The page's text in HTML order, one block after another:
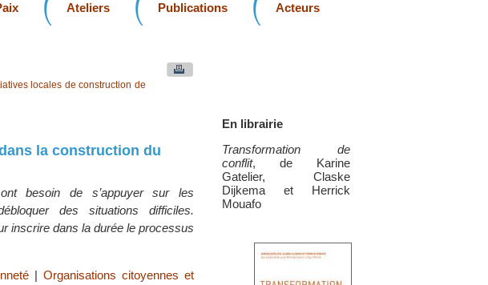
Ateliers Publications Acteurs
En librairie
Transformation de
conflit, de Karine
Gatelier, Claske
Dijkema et Herrick
Mouafo
locales de construction de
la construction du
besoin de s’appuyer sur les
des situations difficiles.
inscrire dans la durée le processus
|Organisations citoyennes et